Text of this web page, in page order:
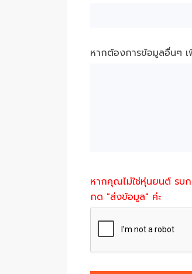
หากต้องการข้อมูลอื่นๆ เ
หากคุณไม่ใช่หุ่นยนต์ รบ
กด "ส่งข้อมูล" ค่ะ